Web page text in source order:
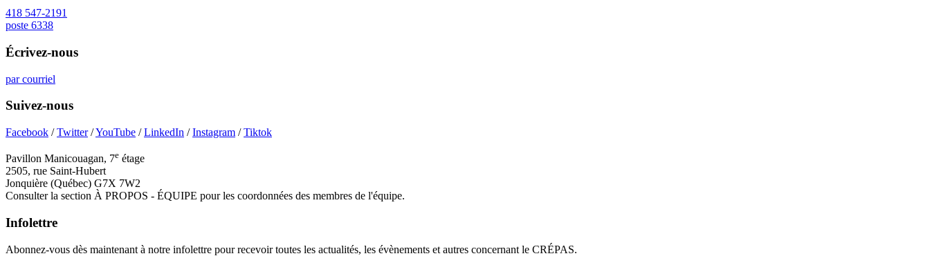
418 547-2191
poste 6338
Écrivez-nous
par courriel
Suivez-nous
Facebook /Twitter/YouTube /LinkedIn /Instagram /Tiktok
Pavillon Manicouagan, 7e étage
2505, rue Saint-Hubert
Jonquière (Québec) G7X 7W2
Consulter la section À PROPOS - ÉQUIPE pour les coordonnées des membres de l'équipe.
Infolettre
Abonnez-vous dès maintenant à notre infolettre pour recevoir toutes les actualités, les évènements et autres concernant le CRÉPAS.